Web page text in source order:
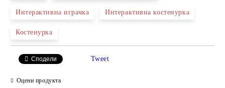
Интерактивна играчка Интерактивна костенурка
Костенурка
Сподели Tweet
Оцени продукта